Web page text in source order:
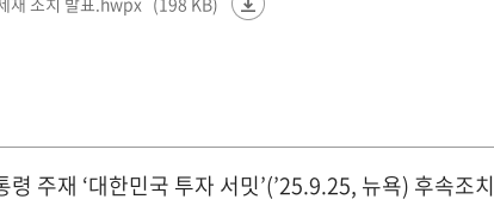
주재 ‘대한민국 투자 서밋’(’25.9.25, 뉴욕) 후속조치